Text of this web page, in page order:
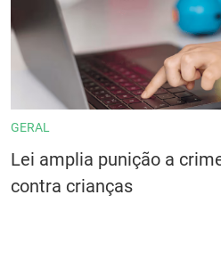
GERAL
Lei amplia punição a
contra crianças